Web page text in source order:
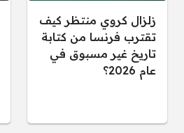
زلزال كروي منتظر كيف
تقترب فرنسا من كتابة
تاريخ غير مسبوق في
عام 2026؟